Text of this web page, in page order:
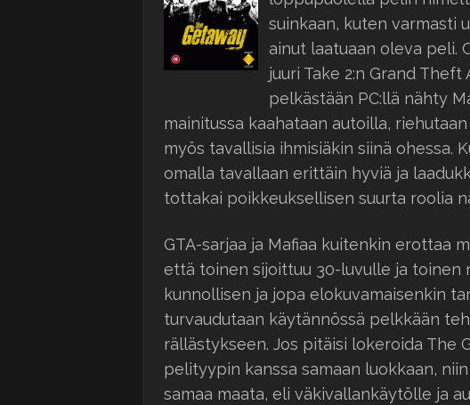
suinkaan, kuten varmasti
ainut laatuaan oleva peli.
juuri Take 2:n Grand
pelkästään PC:llä nähty
mainitussa kaahataan autoilla,
myös tavallisia ihmisiäkin siinä ohessa.
omalla tavallaan erittäin hyviä ja
tottakai poikkeuksellisen suurta roolia
GTA-sarjaa ja Mafiaa kuitenkin erottaa
että toinen sijoittuu 30-luvulle ja toinen
kunnollisen ja jopa elokuvamaisenkin
turvaudutaan käytännössä pelkkään
rällästykseen. Jos pitäisi lokeroida The
pelityypin kanssa samaan luokkaan,
samaa maata, eli väkivallankäytölle ja